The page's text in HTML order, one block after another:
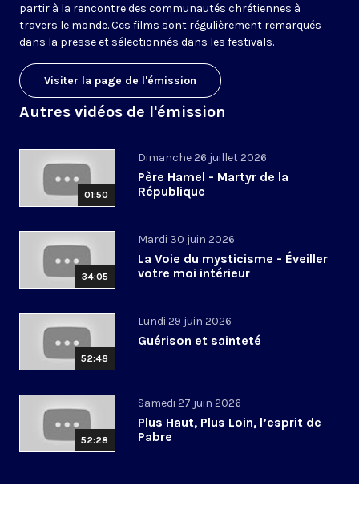
partir à la rencontre des communautés chrétiennes à
travers le monde. Ces films sont régulièrement remarqués
dans la presse et sélectionnés dans les festivals.
Visiter la page de l'émission
Autres vidéos de l'émission
01:50
Dimanche 26 juillet 2026
Père Hamel - Martyr de la
République
34:05
Mardi 30 juin 2026
La Voie du mysticisme - Éveiller
votre moi intérieur
52:48
Lundi 29 juin 2026
Guérison et sainteté
52:28
Samedi 27 juin 2026
Plus Haut, Plus Loin, l’esprit de
Pabre